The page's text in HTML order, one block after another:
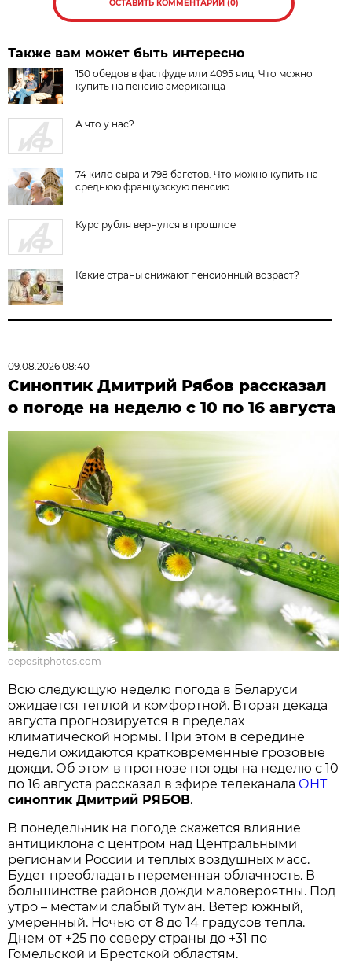
ОСТАВИТЬ КОММЕНТАРИЙ (0)
Также вам может быть интересно
150 обедов в фастфуде или 4095 яиц. Что можно
купить на пенсию американца
А что у нас?
74 кило сыра и 798 багетов. Что можно купить на
среднюю французскую пенсию
Курс рубля вернулся в прошлое
Какие страны снижают пенсионный возраст?
09.08.2026 08:40
Синоптик Дмитрий Рябов рассказал
о погоде на неделю с 10 по 16 августа
depositphotos.com
Всю следующую неделю погода в Беларуси
ожидается теплой и комфортной. Вторая декада
августа прогнозируется в пределах
климатической нормы. При этом в середине
недели ожидаются кратковременные грозовые
дожди. Об этом в прогнозе погоды на неделю с 10
по 16 августа рассказал в эфире телеканала ОНТ
синоптик Дмитрий РЯБОВ.
В понедельник на погоде скажется влияние
антициклона с центром над Центральными
регионами России и теплых воздушных масс.
Будет преобладать переменная облачность. В
большинстве районов дожди маловероятны. Под
утро – местами слабый туман. Ветер южный,
умеренный. Ночью от 8 до 14 градусов тепла.
Днем от +25 по северу страны до +31 по
Гомельской и Брестской областям.